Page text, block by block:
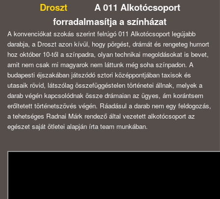
Droszt
A 011 Alkotócsoport
forradalmasítja a színházat
A konvenciókat szokás szerint felrúgó 011 Alkotócsoport legújabb
darabja, a Droszt azon kívül, hogy pörgést, drámát és rengeteg humort
hoz október 10-től a színpadra, olyan technikai megoldásokat is bevet,
amit nem csak mi magyarok nem láttunk még soha színpadon. A
budapesti éjszakában játszódó sztori középpontjában taxisok és
utasaik rövid, látszólag összefüggéstelen történetei állnak, melyek a
darab végén kapcsolódnak össze drámaian az ügyes, ám korántsem
erőltetett történetszövés végén. Ráadásul a darab nem egy feldogozás,
a tehetséges Radnai Márk rendező által vezetett alkotócsoport az
egészet saját ötletei alapján írta team munkában.